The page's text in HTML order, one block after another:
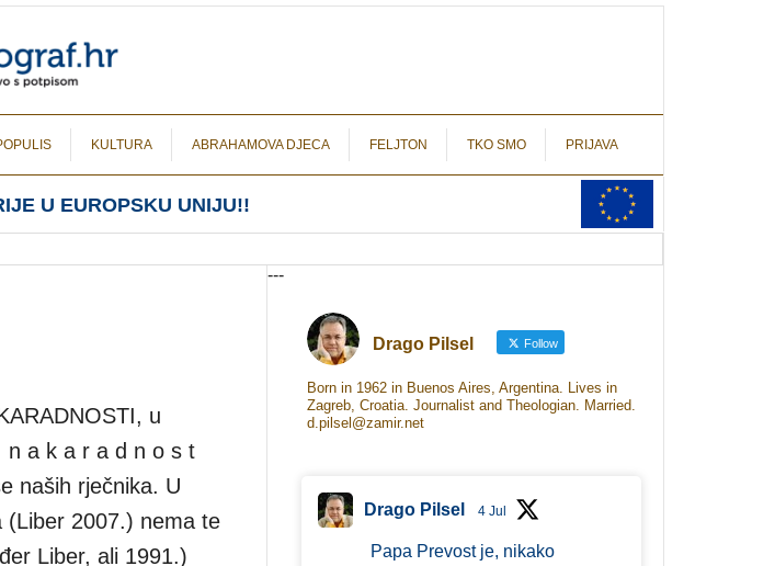
KULTURA ABRAHAMOVA DJECA FELJTON TKO SMO PRIJAVA
U EUROPSKU UNIJU!!
u
n a k a r a d n o s t
naših rječnika. U
(Liber 2007.) nema te
Liber, ali 1991.)
---
Drago Pilsel Follow
Born in 1962 in Buenos Aires, Argentina. Lives in
Zagreb, Croatia. Journalist and Theologian. Married.
d.pilsel@zamir.net
Drago Pilsel 4 Jul
Papa Prevost je, nikako